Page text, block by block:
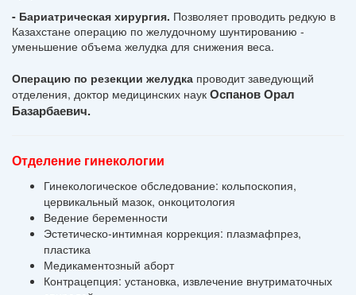
- Бариатрическая хирургия. Позволяет проводить редкую в
Казахстане операцию по желудочному шунтированию -
уменьшение объема желудка для снижения веса.
Операцию по резекции желудка проводит заведующий
отделения, доктор медицинских наук Оспанов Орал
Базарбаевич.
Отделение гинекологии
Гинекологическое обследование: кольпоскопия,
цервикальный мазок, онкоцитология
Ведение беременности
Эстетическо-интимная коррекция: плазмафпрез,
пластика
Медикаментозный аборт
Контрацепция: установка, извлечение внутриматочных